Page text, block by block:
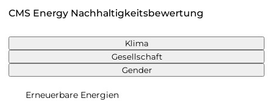
CMS Energy Nachhaltigkeitsbewertung
Klima
Gesellschaft
Gender
Erneuerbare Energien